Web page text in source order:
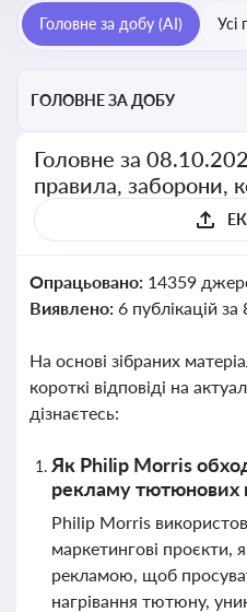
Головне за добу (AI) Усі
ГОЛОВНЕ ЗА ДОБУ
Головне за
правила, заборони,
Опрацьовано: 14359
Виявлено: 6 публікацій
На основі зібраних
короткі відповіді на
дізнаєтесь:
Як Philip Morris
рекламу тютюнових
Philip Morris
маркетингові проєкти,
рекламою, щоб
нагрівання тютюну,